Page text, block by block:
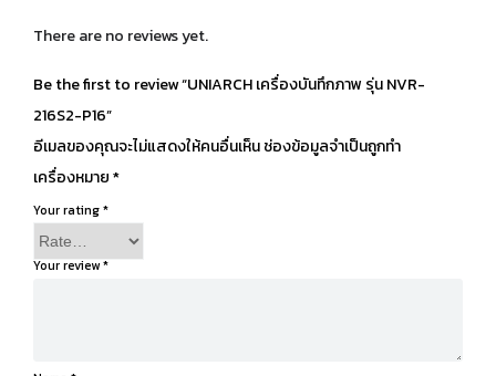
There are no reviews yet.
Be the first to review “UNIARCH เครื่องบันทึกภาพ รุ่น NVR-
216S2-P16”
อีเมลของคุณจะไม่แสดงให้คนอื่นเห็นช่องข้อมูลจำเป็นถูกทำ
เครื่องหมาย*
Your rating*
Your review*